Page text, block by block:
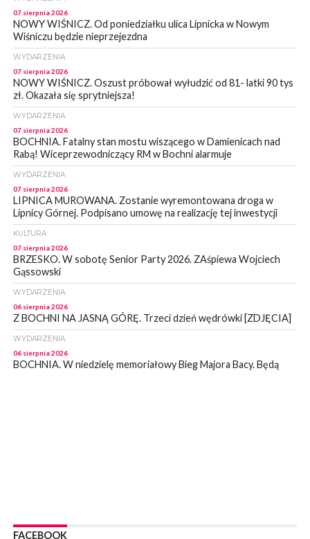
07 sierpnia 2026
NOWY WIŚNICZ. Od poniedziałku ulica Lipnicka w Nowym
Wiśniczu będzie nieprzejezdna
WYDARZENIA
07 sierpnia 2026
NOWY WIŚNICZ. Oszust próbował wyłudzić od 81- latki 90 tys
zł. Okazała się sprytniejsza!
WYDARZENIA
07 sierpnia 2026
BOCHNIA. Fatalny stan mostu wiszącego w Damienicach nad
Rabą! Wiceprzewodniczący RM w Bochni alarmuje
WYDARZENIA
07 sierpnia 2026
LIPNICA MUROWANA. Zostanie wyremontowana droga w
Lipnicy Górnej. Podpisano umowę na realizację tej inwestycji
KULTURA
07 sierpnia 2026
BRZESKO. W sobotę Senior Party 2026. ZAśpiewa Wojciech
Gąssowski
WYDARZENIA
06 sierpnia 2026
Z BOCHNI NA JASNĄ GÓRĘ. Trzeci dzień wędrówki [ZDJĘCIA]
WYDARZENIA
06 sierpnia 2026
BOCHNIA. W niedzielę memoriałowy Bieg Majora Bacy. Będą
06 sierpnia 2026
FACEBOOK